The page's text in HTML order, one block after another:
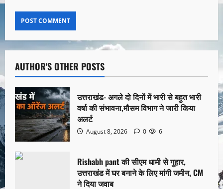
AUTHOR'S OTHER POSTS
उत्तराखंड- अगले दो दिनों में भारी से बहुत भारी
वर्षा की संभावना,मौसम विभाग ने जारी किया
अलर्ट
August 8, 2026 0 6
Rishabh pant की सीएम धामी से गुहार,
उत्तराखंड में घर बनाने के लिए मांगी जमीन, CM
ने दिया जवाब